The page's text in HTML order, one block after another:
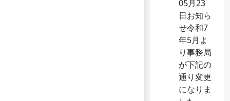
05月23
日お知ら
せ令和7
年5月よ
り事務局
が下記の
通り変更
になりま